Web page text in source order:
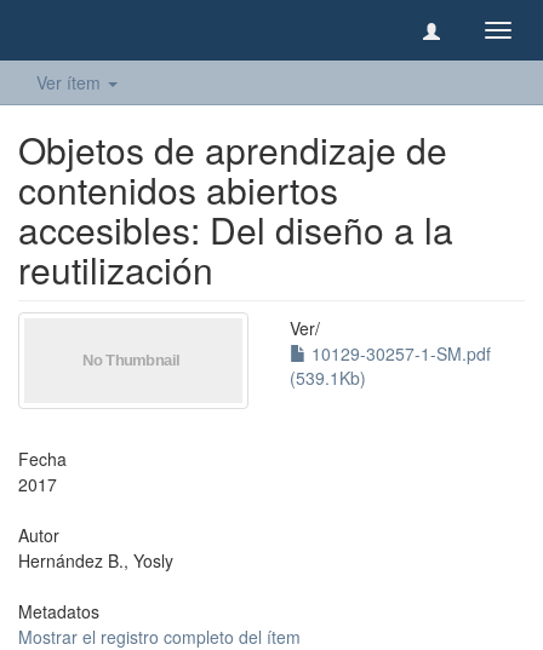
Ver ítem
Objetos de aprendizaje de
contenidos abiertos
accesibles: Del diseño a la
reutilización
Ver/
10129-30257-1-SM.pdf
(539.1Kb)
Fecha
2017
Autor
Hernández B., Yosly
Metadatos
Mostrar el registro completo del ítem